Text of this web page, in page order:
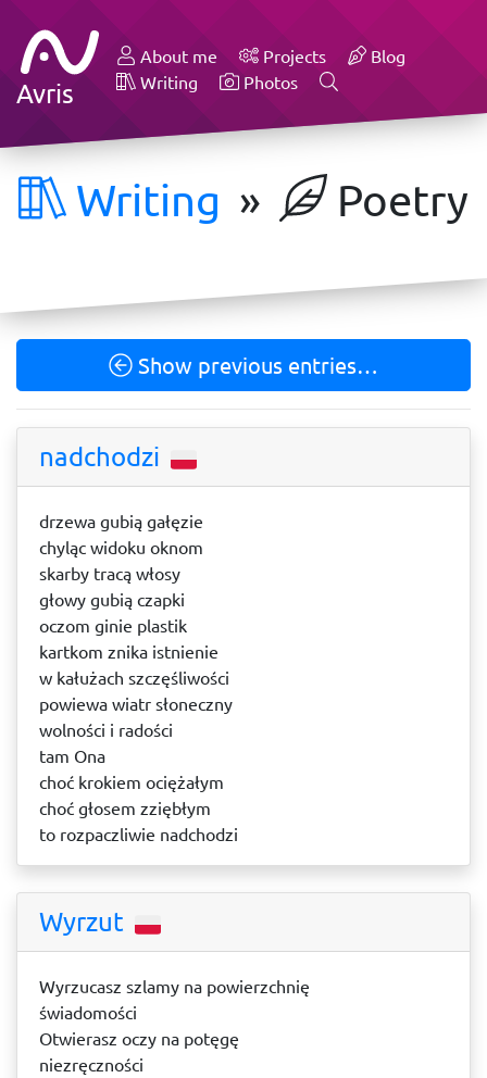
Avris
About me Projects
Blog
Writing
Photos
Writing » Poetry
Show previous entries…
nadchodzi
drzewa gubią gałęzie
chyląc widoku oknom
skarby tracą włosy
głowy gubią czapki
oczom ginie plastik
kartkom znika istnienie
w kałużach szczęśliwości
powiewa wiatr słoneczny
wolności i radości
tam Ona
choć krokiem ociężałym
choć głosem zziębłym
to rozpaczliwie nadchodzi
Wyrzut
Wyrzucasz szlamy na powierzchnię
świadomości
Otwierasz oczy na potęgę
niezręczności